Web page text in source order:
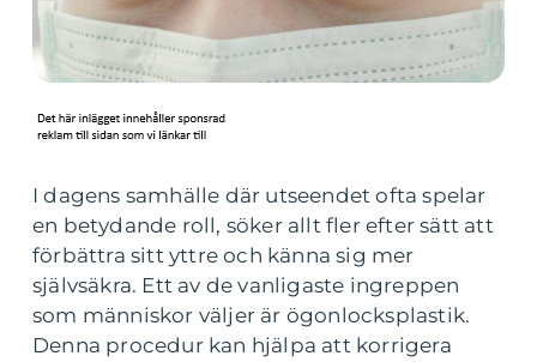
I dagens samhälle där utseendet ofta spelar
en betydande roll, söker allt fler efter sätt att
förbättra sitt yttre och känna sig mer
självsäkra. Ett av de vanligaste ingreppen
som människor väljer är ögonlocksplastik.
Denna procedur kan hjälpa att korrigera